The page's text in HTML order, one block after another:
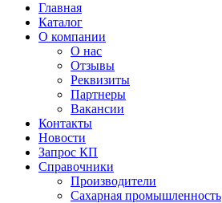
Главная
Каталог
О компании
О нас
Отзывы
Реквизиты
Партнеры
Вакансии
Контакты
Новости
Запрос КП
Справочники
Производители
Сахарная промышленность